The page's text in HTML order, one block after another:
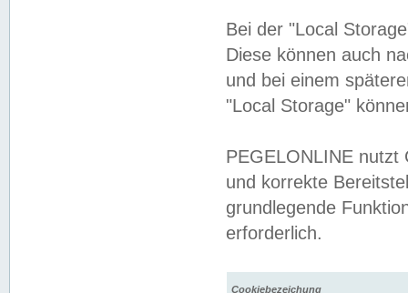
Bei der "Local
Diese können auch
und bei einem
"Local Storage"
PEGELONLINE nutzt
und korrekte
grundlegende
erforderlich.
Cookiebezeichung